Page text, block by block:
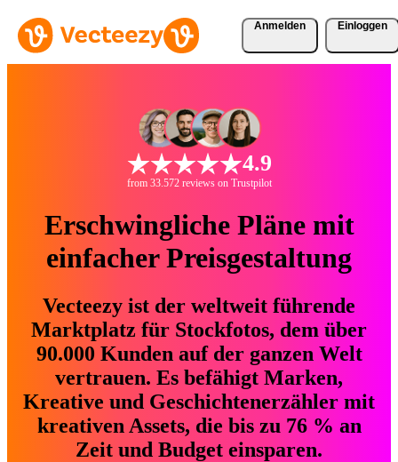
Anmelden Einloggen
4.9
from 33.572 reviews on Trustpilot
Erschwingliche Pläne mit
einfacher Preisgestaltung
Vecteezy ist der weltweit führende
Marktplatz für Stockfotos, dem über
90.000 Kunden auf der ganzen Welt
vertrauen. Es befähigt Marken,
Kreative und Geschichtenerzähler mit
kreativen Assets, die bis zu 76 % an
Zeit und Budget einsparen.